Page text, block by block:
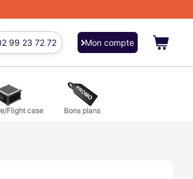
99 23 72 72 Mon compte
Flight case Bons plans